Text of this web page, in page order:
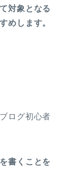
対象となる
めします。
ログ初心者
書くことを